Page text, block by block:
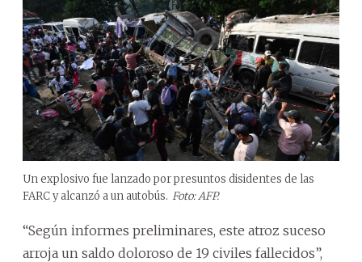
Un explosivo fue lanzado por presuntos disidentes de las
FARC y alcanzó a un autobús. Foto: AFP.
“Según informes preliminares, este atroz suceso
arroja un saldo doloroso de 19 civiles fallecidos”,